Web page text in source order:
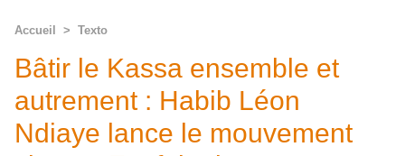
Accueil > Texto
Bâtir le Kassa ensemble et
autrement : Habib Léon
Ndiaye lance le mouvement